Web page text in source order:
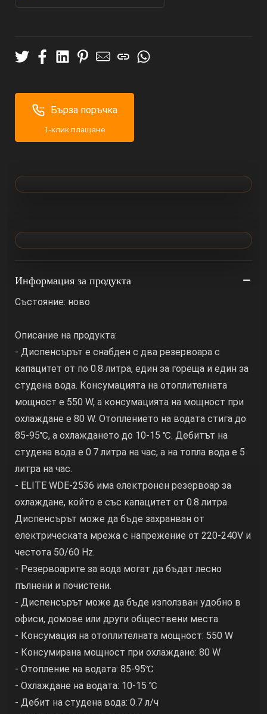
Бърза поръчка
1-клик плащане
Информация за продукта
Състояние: ново
Описание на продукта:
- Диспенсърът е снабден с два резервоара с
капацитет от по 0.8 литра, един за гореща и един за
студена вода. Консумацията на отоплителната
мощност е 550 W, а консумацията на мощност при
охлаждане е 80 W. Отоплението на водата стига до
85-95℃, а охлаждането до 10-15 ℃. Дебитът на
студена вода е 0.7 литра на час, а на топла вода е 5
литра на час.
- ELITE WDE-2536 има електронен резервоар за
охлаждане, който е със капацитет от 0.8 литра
Диспенсърът може да бъде захранван от
електрическата мрежа с напрежение от 220-240V и
честота 50/60 Hz.
- Резервоарите за вода могат да бъдат лесно
пълнени и почистени.
- Диспенсърът може да бъде използван удобно в
офиси, домове или други обществени места.
- Консумация на отоплителната мощност: 550 W
- Консумирана мощност при охлаждане: 80 W
- Отопление на водата: 85-95℃
- Oхлаждане на водата: 10-15 ℃
- Дебит на студена вода: 0.7 л/ч